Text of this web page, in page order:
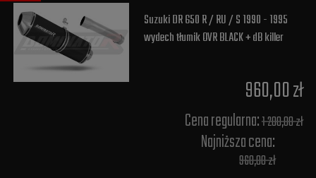
Suzuki DR 650 R / RU / S 1990 - 1995
wydech tłumik OVR BLACK + dB killer
960,00 zł
Cena regularna:1 200,00 zł
Najniższa cena:
960,00 zł